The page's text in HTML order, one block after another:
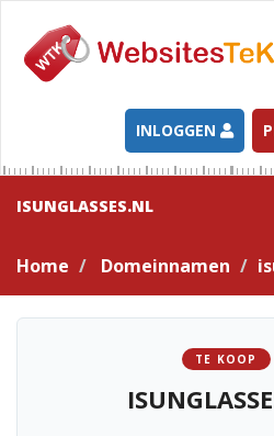
INLOGGEN
ISUNGLASSES.NL
Home Domeinnamen
TE KOOP